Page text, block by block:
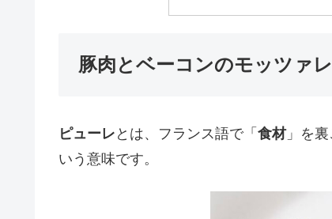
豚肉とベーコンのモッツァ
ピューレ とは、フランス語で「 食材」を裏
いう意味です。